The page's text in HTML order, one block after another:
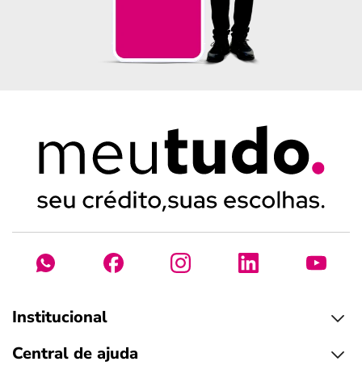
Institucional
Central de ajuda